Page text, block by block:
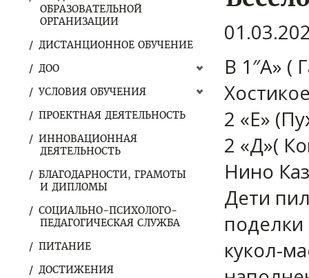
ОБРАЗОВАТЕЛЬНОЙ
ОРГАНИЗАЦИИ
ДИСТАНЦИОННОЕ ОБУЧЕНИЕ
ДОО
УСЛОВИЯ ОБУЧЕНИЯ
ПРОЕКТНАЯ ДЕЯТЕЛЬНОСТЬ
ИННОВАЦИОННАЯ
ДЕЯТЕЛЬНОСТЬ
БЛАГОДАРНОСТИ, ГРАМОТЫ
И ДИПЛОМЫ
СОЦИАЛЬНО-ПСИХОЛОГО-
ПЕДАГОГИЧЕСКАЯ СЛУЖБА
ПИТАНИЕ
ДОСТИЖЕНИЯ
В 1″А» (
2 «Е»
2 «Д»(
Нино
Дети
поделки
кукол-